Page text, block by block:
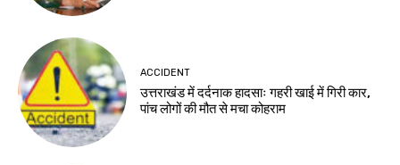
ACCIDENT
उत्तराखंड में दर्दनाक हादसाः गहरी खाई में गिरी कार,
पांच लोगों की मौत से मचा कोहराम